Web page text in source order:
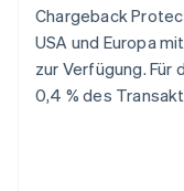
Chargeback
USA und Europa
zur Verfügung. Für
0,4 % des
ไทยEnglish
Tschechische
English
Ungarn
English